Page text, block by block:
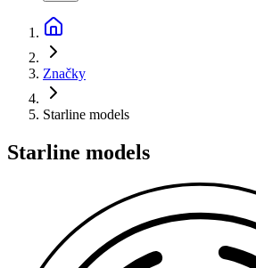
Značky
Starline models
Starline models